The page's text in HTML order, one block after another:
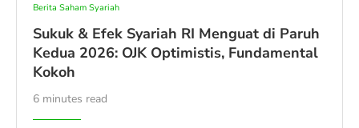
Berita Saham Syariah
Sukuk & Efek Syariah RI Menguat di Paruh
Kedua 2026: OJK Optimistis, Fundamental
Kokoh
6 minutes read